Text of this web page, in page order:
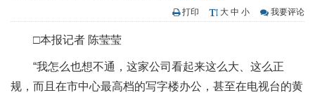
打印
大 中 小 我要评论
□本报记者 陈莹莹
“我怎么也想不通，这家公司看起来这么大、这么正
规，而且在市中心最高档的写字楼办公，甚至在电视台的黄